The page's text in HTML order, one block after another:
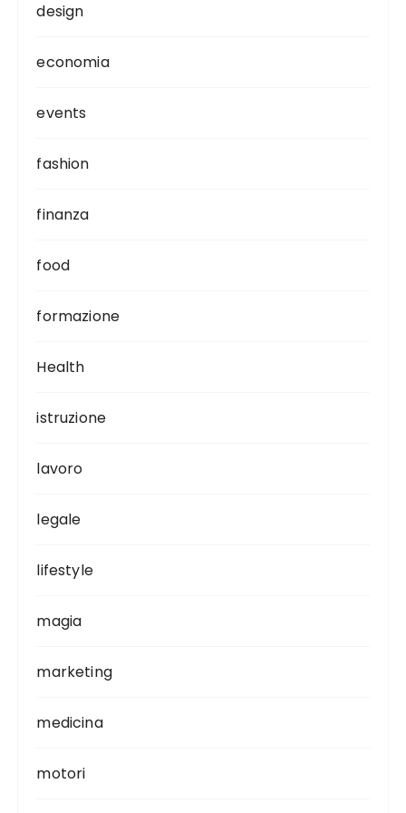
design
economia
events
fashion
finanza
food
formazione
Health
istruzione
lavoro
legale
lifestyle
magia
marketing
medicina
motori